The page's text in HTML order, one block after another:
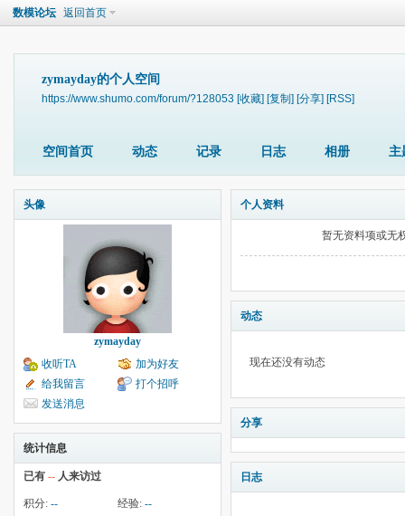
数模论坛 返回首页
zymayday的个人空间
https://www.shumo.com/forum/?128053 [收藏] [复制] [分享] [RSS]
空间首页 动态 记录 日志 相册 主
头像
zymayday
收听TA
加为好友
给我留言
打个招呼
发送消息
统计信息
已有 -- 人来访过
积分: -- 经验: --
个人资料
暂无资料项或无
动态
现在还没有动态
分享
日志